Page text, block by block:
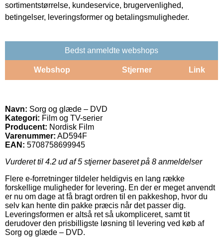
sortimentstørrelse, kundeservice, brugervenlighed,
betingelser, leveringsformer og betalingsmuligheder.
Bedst anmeldte webshops
Webshop Stjerner Link
Navn: Sorg og glæde – DVD
Kategori: Film og TV-serier
Producent: Nordisk Film
Varenummer: AD594F
EAN: 5708758699945
Vurderet til 4.2 ud af 5 stjerner baseret på 8 anmeldelser
Flere e-forretninger tildeler heldigvis en lang række
forskellige muligheder for levering. En der er meget anvendt
er nu om dage at få bragt ordren til en pakkeshop, hvor du
selv kan hente din pakke præcis når det passer dig.
Leveringsformen er altså ret så ukompliceret, samt tit
derudover den prisbilligste løsning til levering ved køb af
Sorg og glæde – DVD.